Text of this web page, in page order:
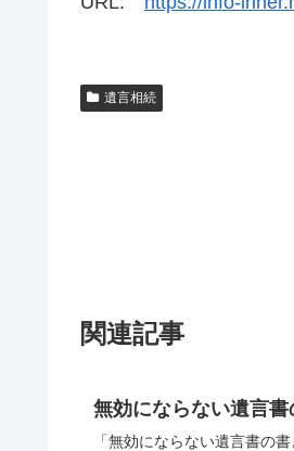
遺言相続
関連記事
無効にならない遺言書
「無効にならない遺言書の